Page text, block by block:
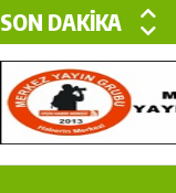
SON DAKİKA